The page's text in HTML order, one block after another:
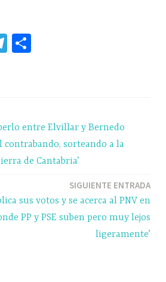
Te
m rti
r
entre Elvillar y Bernedo
sorteando a la
de Cantabria’
SIGUIENTE ENTRADA
sus votos y se acerca al PNV en
PP y PSE suben pero muy lejos
ligeramente’